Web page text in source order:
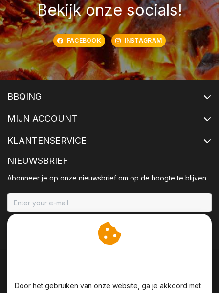
Bekijk onze socials!
FACEBOOK INSTAGRAM
BBQING
MIJN ACCOUNT
KLANTENSERVICE
NIEUWSBRIEF
Abonneer je op onze nieuwsbrief om op de hoogte te blijven.
Door het gebruiken van onze website, ga je akkoord met